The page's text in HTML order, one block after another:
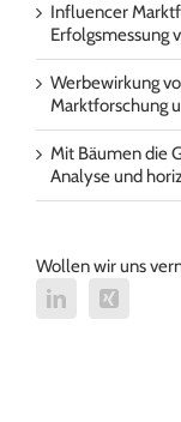
Influencer
Erfolgsmessung
Werbewirkung
Marktforschung
Mit Bäumen die
Analyse und
Wollen wir uns